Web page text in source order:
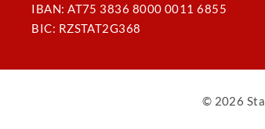
IBAN: AT75 3836 8000 0011 6855
BIC: RZSTAT2G368
© 2026